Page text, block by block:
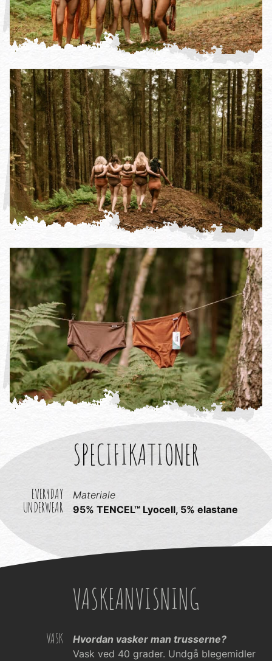
SPECIFIKATIONER
EVERYDAY
UNDERWEAR
Materiale
95% TENCEL™ Lyocell, 5% elastane
VASKEANVISNING
VASK
Hvordan vasker man trusserne?
Vask ved 40 grader. Undgå blegemidler